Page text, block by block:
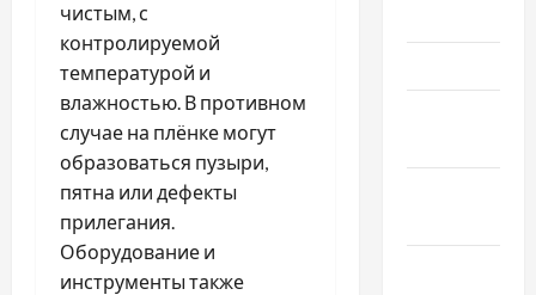
чистым, с
контролируемой
температурой и
влажностью. В противном
случае на плёнке могут
образоваться пузыри,
пятна или дефекты
прилегания.
Оборудование и
инструменты также